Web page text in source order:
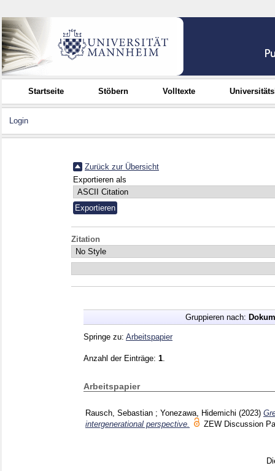
Startseite Stöbern Volltexte
Login
Zurück zur Übersicht
Exportieren als
Zitation
Gruppieren nach:
Springe zu: Arbeitspapier
Anzahl der Einträge: 1
Arbeitspapier
Rausch, Sebastian ; Yonezawa, Hidemichi (2023)
intergenerational perspective.
ZEW Discussion